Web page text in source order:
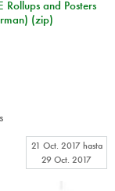
Rollups and Posters
(zip)
21 Oct. 2017hasta
29 Oct. 2017